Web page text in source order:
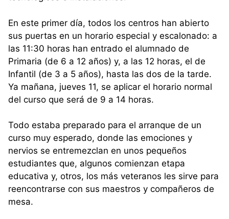
En este primer día, todos los centros han abierto
sus puertas en un horario especial y escalonado: a
las 11:30 horas han entrado el alumnado de
Primaria (de 6 a 12 años) y, a las 12 horas, el de
Infantil (de 3 a 5 años), hasta las dos de la tarde.
Ya mañana, jueves 11, se aplicar el horario normal
del curso que será de 9 a 14 horas.
Todo estaba preparado para el arranque de un
curso muy esperado, donde las emociones y
nervios se entremezclan en unos pequeños
estudiantes que, algunos comienzan etapa
educativa y, otros, los más veteranos les sirve para
reencontrarse con sus maestros y compañeros de
mesa.